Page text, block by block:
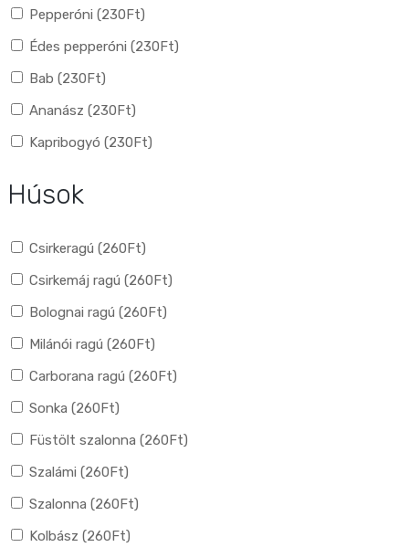
Pepperóni (230Ft)
Édes pepperóni (230Ft)
Bab (230Ft)
Ananász (230Ft)
Kapribogyó (230Ft)
Húsok
Csirkeragú (260Ft)
Csirkemáj ragú (260Ft)
Bolognai ragú (260Ft)
Milánói ragú (260Ft)
Carborana ragú (260Ft)
Sonka (260Ft)
Füstölt szalonna (260Ft)
Szalámi (260Ft)
Szalonna (260Ft)
Kolbász (260Ft)